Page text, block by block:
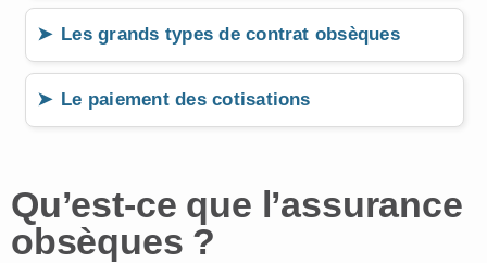
Les grands types de contrat obsèques
Le paiement des cotisations
Qu’est-ce que l’assurance
obsèques ?